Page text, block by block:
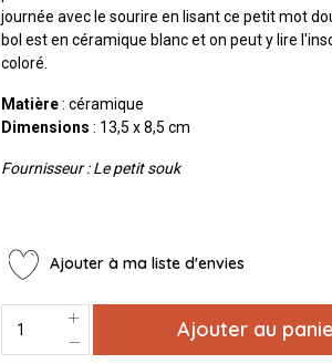
journée avec le sourire en lisant ce petit mot
bol est en céramique blanc et on peut y lire
coloré.
Matière: céramique
Dimensions : 13,5 x 8,5 cm
Fournisseur : Le petit souk
Ajouter à ma liste d'envies
Ajouter au